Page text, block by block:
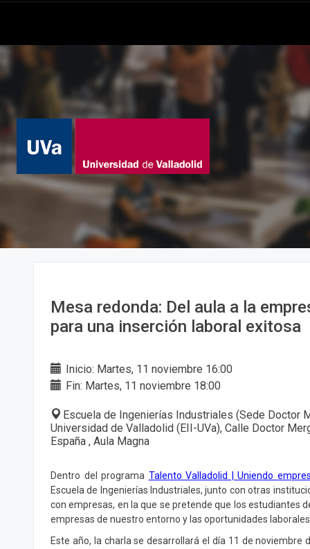
Mesa redonda: Del aula a la
para una inserción laboral exitosa
Inicio: Martes, 11 noviembre 16:00
Fin: Martes, 11 noviembre 18:00
Escuela de Ingenierías Industriales (Sede Doctor
Universidad de Valladolid (EII-UVa), Calle Doctor
España , Aula Magna
Dentro del programa Talento Valladolid | Uniendo
Escuela de Ingenierías Industriales, junto con otras
con empresas, en la que se pretende que los estudiantes
empresas de nuestro entorno y las oportunidades
Este año, la charla se desarrollará el día 11 de noviembre